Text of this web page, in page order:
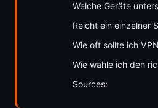
Welche Geräte
Reicht ein einzelner
Wie oft sollte ich
Wie wähle ich den
Sources: